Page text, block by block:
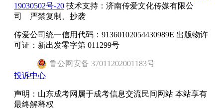
19030502号-20 技术支持：济南传爱文化传媒有限公
司 严禁复制、抄袭
传爱公司统一信用代码：91360102054430989E 出版物许
可证：新出发零字第 011299号
鲁公网安备 37011202001183号
投诉中心
声明：山东成考网属于成考信息交流民间网站 本站享有
最终解释权